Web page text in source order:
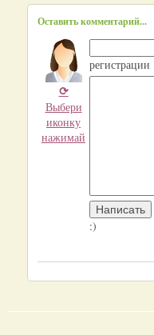
Оставить комментарий...
⟳
Выбери
иконку
нажимай
регистрации
:)